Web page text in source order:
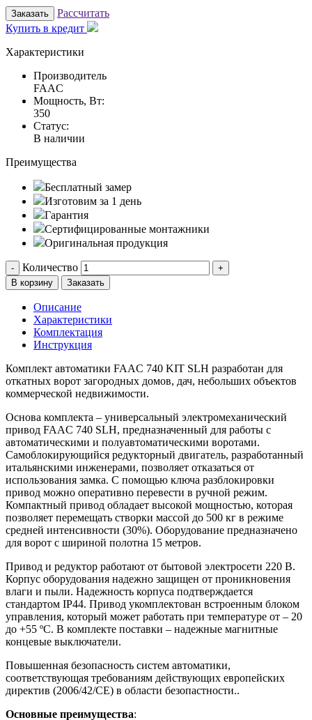
Заказать
Рассчитать
Купить в кредит
Характеристики
Производитель
FAAC
Мощность, Вт:
350
Статус:
В наличии
Преимущества
Бесплатный замер
Изготовим за 1 день
Гарантия
Сертифицированные монтажники
Оригинальная продукция
- Количество
+
В корзину
Заказать
Описание
Характеристики
Комплектация
Инструкция
Комплект автоматики FAAC 740 KIT SLH разработан для
откатных ворот загородных домов, дач, небольших объектов
коммерческой недвижимости.
Основа комплекта – универсальный электромеханический
привод FAAC 740 SLH, предназначенный для работы с
автоматическими и полуавтоматическими воротами.
Самоблокирующийся редукторный двигатель, разработанный
итальянскими инженерами, позволяет отказаться от
использования замка. С помощью ключа разблокировки
привод можно оперативно перевести в ручной режим.
Компактный привод обладает высокой мощностью, которая
позволяет перемещать створки массой до 500 кг в режиме
средней интенсивности (30%). Оборудование предназначено
для ворот с шириной полотна 15 метров.
Привод и редуктор работают от бытовой электросети 220 В.
Корпус оборудования надежно защищен от проникновения
влаги и пыли. Надежность корпуса подтверждается
стандартом IP44. Привод укомплектован встроенным блоком
управления, который может работать при температуре от – 20
до +55 ºC. В комплекте поставки – надежные магнитные
концевые выключатели.
Повышенная безопасность систем автоматики,
соответствующая требованиям действующих европейских
директив (2006/42/СЕ) в области безопастности..
Основные преимущества: